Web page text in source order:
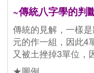
~傳統八字學的判
傳統的見解，一樣
元的作一組，因此4
又被土挫掉3單位，